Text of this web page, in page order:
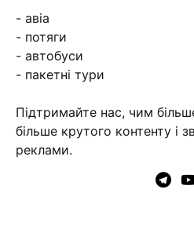
- авіа
- потяги
- автобуси
- пакетні тури
Підтримайте нас, чим
більше крутого контенту і
реклами.